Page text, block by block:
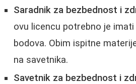
Saradnik za bezbednost i
ovu licencu potrebno je imati
bodova. Obim ispitne
na savetnika.
Savetnik za bezbednost i